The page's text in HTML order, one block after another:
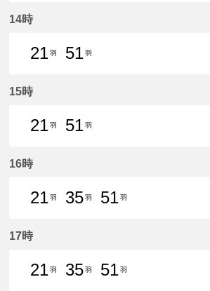
14時
21羽
51羽
15時
21羽
51羽
16時
21羽
35羽
51羽
17時
21羽
35羽
51羽